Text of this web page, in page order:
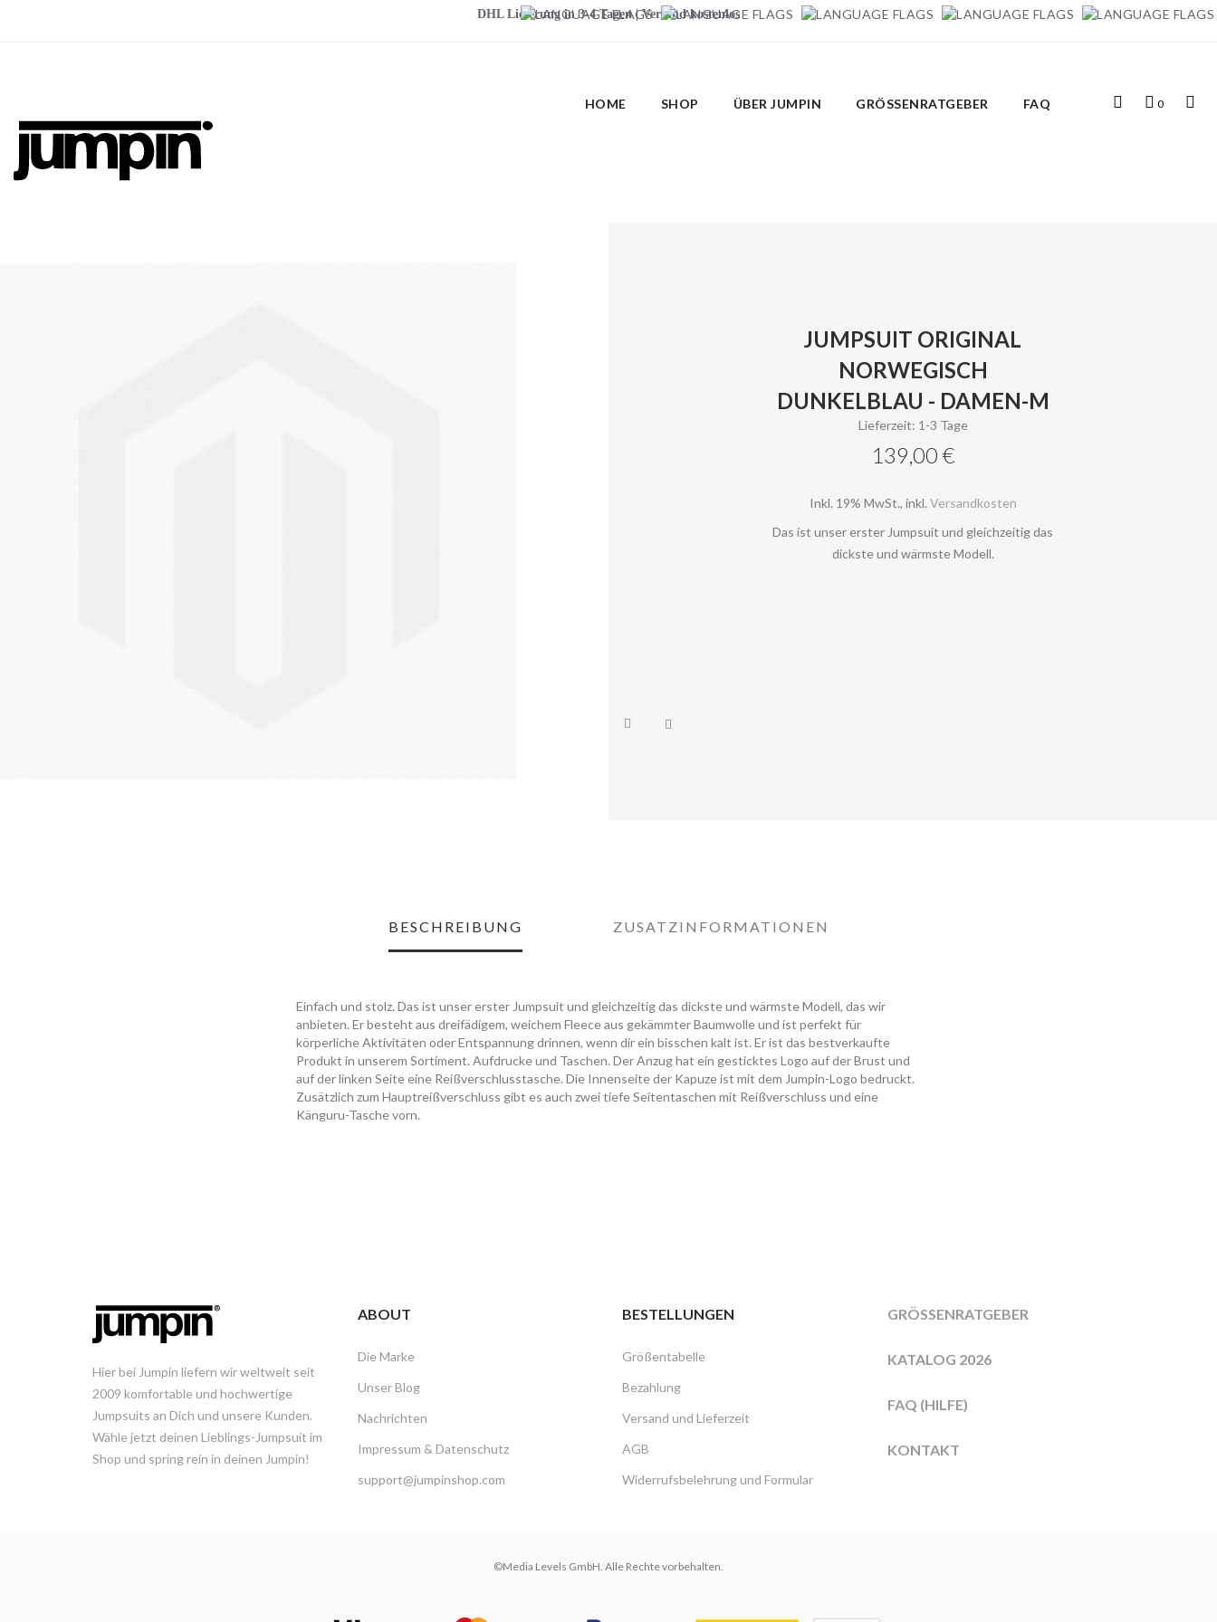
DHL Lieferung in 3-4 Tagen | Versand kostenlos
Mein
0
HOME SHOP ÜBER JUMPIN GRÖSSENRATGEBER FAQ
JUMPSUIT ORIGINAL
NORWEGISCH
DUNKELBLAU - DAMEN-M
Lieferzeit: 1-3 Tage
139,00 €
Inkl. 19% MwSt., inkl. Versandkosten
Das ist unser erster Jumpsuit und gleichzeitig das
dickste und wärmste Modell.
BESCHREIBUNG ZUSATZINFORMATIONEN
Einfach und stolz. Das ist unser erster Jumpsuit und gleichzeitig das dickste und wärmste Modell, das wir
anbieten. Er besteht aus dreifädigem, weichem Fleece aus gekämmter Baumwolle und ist perfekt für
körperliche Aktivitäten oder Entspannung drinnen, wenn dir ein bisschen kalt ist. Er ist das bestverkaufte
Produkt in unserem Sortiment. Aufdrucke und Taschen. Der Anzug hat ein gesticktes Logo auf der Brust und
auf der linken Seite eine Reißverschlusstasche. Die Innenseite der Kapuze ist mit dem Jumpin-Logo bedruckt.
Zusätzlich zum Hauptreißverschluss gibt es auch zwei tiefe Seitentaschen mit Reißverschluss und eine
Känguru-Tasche vorn.
Hier bei Jumpin liefern wir weltweit seit
2009 komfortable und hochwertige
Jumpsuits an Dich und unsere Kunden.
Wähle jetzt deinen Lieblings-Jumpsuit im
Shop und spring rein in deinen Jumpin!
ABOUT
Die Marke
Unser Blog
Nachrichten
Impressum & Datenschutz
support@jumpinshop.com
BESTELLUNGEN
Größentabelle
Bezahlung
Versand und Lieferzeit
AGB
Widerrufsbelehrung und Formular
GRÖSSENRATGEBER
KATALOG 2026
FAQ (HILFE)
KONTAKT
©Media Levels GmbH. Alle Rechte vorbehalten.